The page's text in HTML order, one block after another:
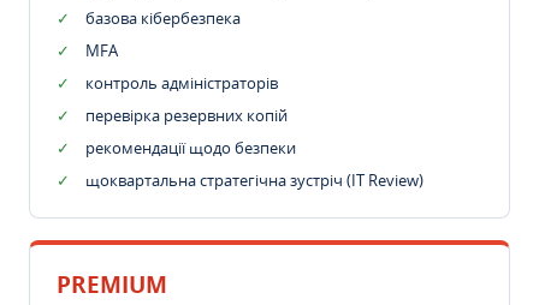
базова кібербезпека
MFA
контроль адміністраторів
перевірка резервних копій
рекомендації щодо безпеки
щоквартальна стратегічна зустріч (IT Review)
PREMIUM